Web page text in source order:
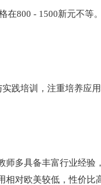
在800 - 1500新元不等
践培训，注重培养应
多具备丰富行业经验
对欧美较低，性价比